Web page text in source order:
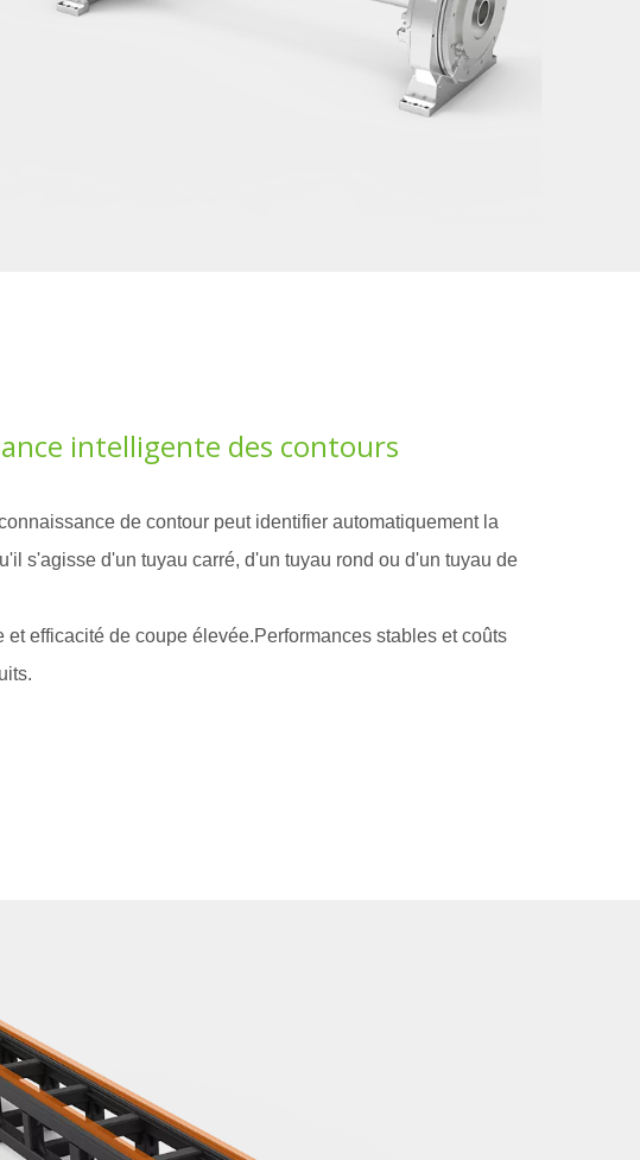
intelligente des contours
de contour peut identifier automatiquement la
s'agisse d'un tuyau carré, d'un tuyau rond ou d'un tuyau de
et efficacité de coupe élevée.Performances stables et coûts